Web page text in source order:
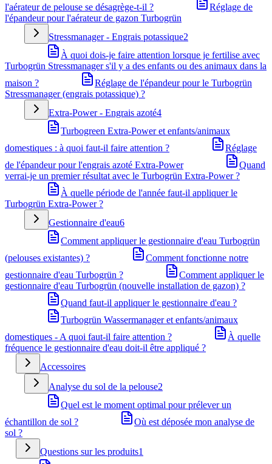
l'aérateur de pelouse se désagrège-t-il ?
Réglage de
l'épandeur pour l'aérateur de gazon Turbogrün
Stressmanager - Engrais potassique2
À quoi dois-je faire attention lorsque je fertilise avec
Turbogrün Stressmanager s'il y a des enfants ou des animaux dans la
maison ?
Réglage de l'épandeur pour le Turbogrün
Stressmanager (engrais potassique) ?
Extra-Power - Engrais azoté4
Turbogreen Extra-Power et enfants/animaux
domestiques : à quoi faut-il faire attention ?
Réglage
de l'épandeur pour l'engrais azoté Extra-Power
Quand
verrai-je un premier résultat avec le Turbogrün Extra-Power ?
À quelle période de l'année faut-il appliquer le
Turbogrün Extra-Power ?
Gestionnaire d'eau6
Comment appliquer le gestionnaire d'eau Turbogrün
(pelouses existantes) ?
Comment fonctionne notre
gestionnaire d'eau Turbogrün ?
Comment appliquer le
gestionnaire d'eau Turbogrün (nouvelle installation de gazon) ?
Quand faut-il appliquer le gestionnaire d'eau ?
Turbogrün Wassermanager et enfants/animaux
domestiques - A quoi faut-il faire attention ?
À quelle
fréquence le gestionnaire d'eau doit-il être appliqué ?
Accessoires
Analyse du sol de la pelouse2
Quel est le moment optimal pour prélever un
échantillon de sol ?
Où est déposée mon analyse de
sol ?
Questions sur les produits1